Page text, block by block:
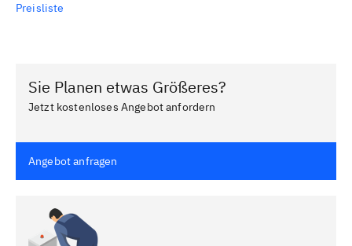
Preisliste
Sie Planen etwas Größeres?
Jetzt kostenloses Angebot anfordern
Angebot anfragen